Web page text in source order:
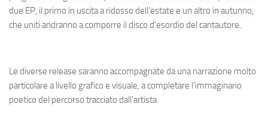
due EP, il primo in uscita a ridosso dell’estate e un altro in autunno,
che uniti andranno a comporre il disco d’esordio del cantautore.
Le diverse release saranno accompagnate da una narrazione molto
particolare a livello grafico e visuale, a completare l’immaginario
poetico del percorso tracciato dall’artista.